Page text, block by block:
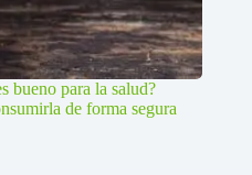
bueno para la salud?
de forma segura